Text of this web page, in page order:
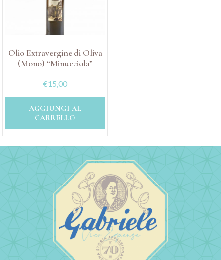
Olio Extravergine di Oliva
(Mono) “Minucciola”
€15,00
AGGIUNGI AL
CARRELLO